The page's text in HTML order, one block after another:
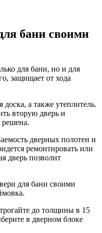
бани своими
для бани, но и для
защищает от хода
а также утеплитель.
вторую дверь и
решена.
дверных полотен и
ремонтировать или
дверь позволит
для бани своими
до толщины в 15
в дверном блоке